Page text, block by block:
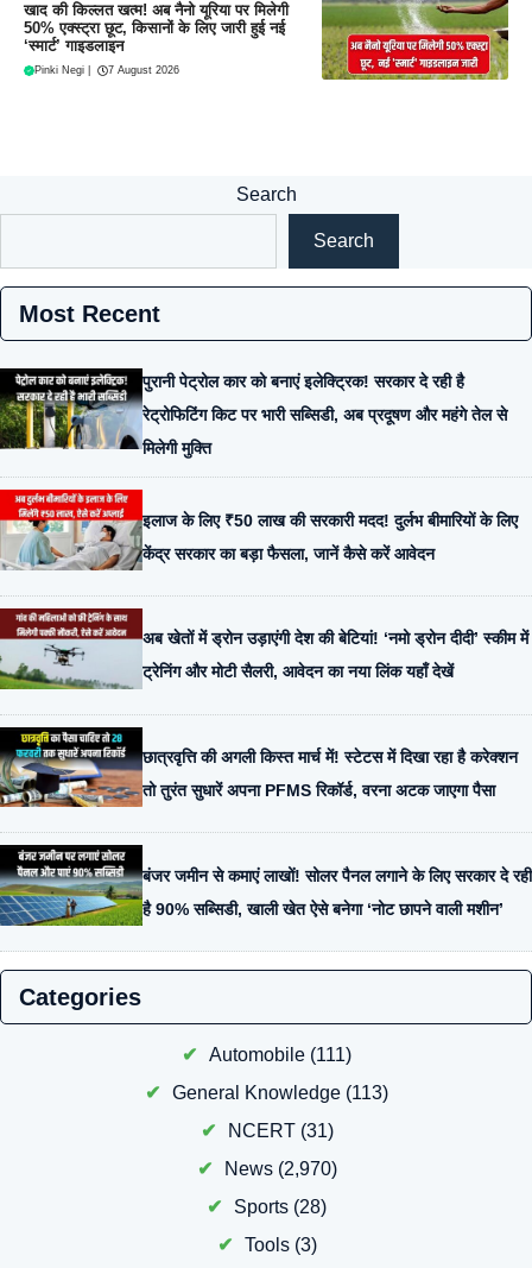
खाद की किल्लत खत्म! अब नैनो यूरिया पर मिलेगी
50% एक्स्ट्रा छूट, किसानों के लिए जारी हुई नई
‘स्मार्ट’ गाइडलाइन
Pinki Negi 7 August 2026
Search
Search
Most Recent
पुरानी पेट्रोल कार को बनाएं इलेक्ट्रिक! सरकार दे रही है
रेट्रोफिटिंग किट पर भारी सब्सिडी, अब प्रदूषण और महंगे तेल से
मिलेगी मुक्ति
इलाज के लिए ₹50 लाख की सरकारी मदद! दुर्लभ बीमारियों के लिए
केंद्र सरकार का बड़ा फैसला, जानें कैसे करें आवेदन
अब खेतों में ड्रोन उड़ाएंगी देश की बेटियां! ‘नमो ड्रोन दीदी’ स्कीम में
ट्रेनिंग और मोटी सैलरी, आवेदन का नया लिंक यहाँ देखें
छात्रवृत्ति की अगली किस्त मार्च में! स्टेटस में दिखा रहा है करेक्शन
तो तुरंत सुधारें अपना PFMS रिकॉर्ड, वरना अटक जाएगा पैसा
बंजर जमीन से कमाएं लाखों! सोलर पैनल लगाने के लिए सरकार दे रही
है 90% सब्सिडी, खाली खेत ऐसे बनेगा ‘नोट छापने वाली मशीन’
Categories
Automobile (111)
General Knowledge (113)
NCERT(31)
News(2,970)
Sports (28)
Tools(3)